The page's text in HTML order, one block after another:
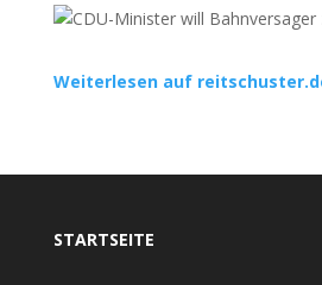
Weiterlesen auf
STARTSEITE